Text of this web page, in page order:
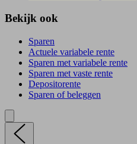
Bekijk ook
Sparen
Actuele variabele rente
Sparen met variabele rente
Sparen met vaste rente
Depositorente
Sparen of beleggen